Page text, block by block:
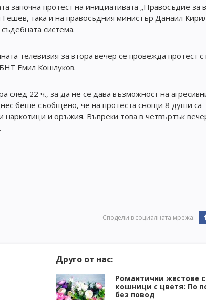
започна протест на инициативата „Правосъдие за
Гешев, така и на правосъдния министър Данаил
система.
телевизия за втора вечер се провежда протест с
Емил Кошлуков.
след 22 ч., за да не се дава възможност на
беше съобщено, че на протеста снощи 8 души са
наркотици и оръжия. Въпреки това в четвъртък
Сподели в социалната мрежа:
Друго от нас:
Романтични жестове
кошници с цветя: По
без повод